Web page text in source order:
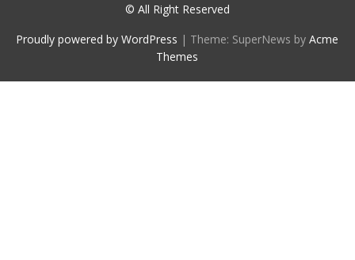
© All Right Reserved
Proudly powered by WordPress | Theme: SuperNews byAcme
Themes